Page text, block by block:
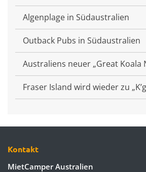
Algenplage in Südaustralien
Outback Pubs in Südaustralien
Australiens neuer „Great Koala
Fraser Island wird wieder zu
Kontakt
MietCamper Australien